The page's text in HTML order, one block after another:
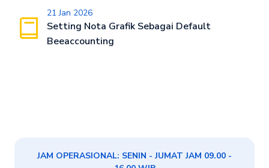
21 Jan 2026
Setting Nota Grafik Sebagai Default
Beeaccounting
JAM OPERASIONAL: SENIN - JUMAT JAM 09.00 -